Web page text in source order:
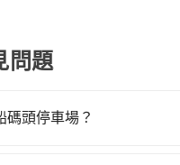
問題
頭停車場？